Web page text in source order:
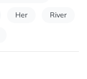
Her River